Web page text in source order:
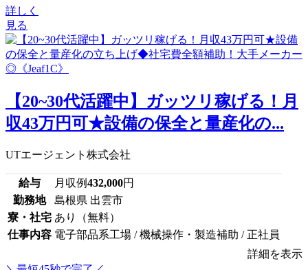
詳しく
見る
【20~30代活躍中】ガッツリ稼げる！月
収43万円可★設備の保全と量産化の...
UTエージェント株式会社
給与 月収例432,000円
勤務地
島根県 出雲市
寮・社宅 あり（無料）
仕事内容 電子部品系工場 / 機械操作・製造補助 / 正社員
詳細を表示